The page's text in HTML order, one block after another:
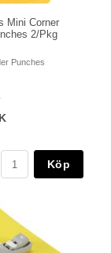
Mini Corner
2/Pkg
Punches
Köp